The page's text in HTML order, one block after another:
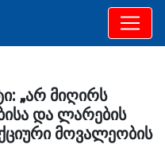
„არ მიღირს
და ლარების
მოვალეობის